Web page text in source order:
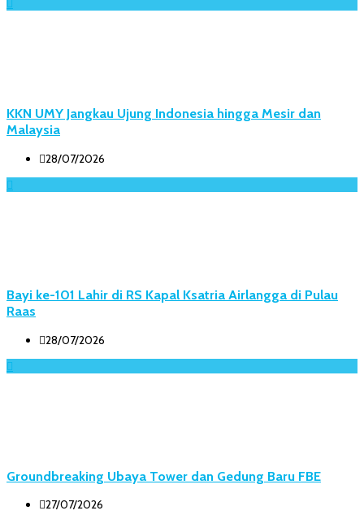
KKN UMY Jangkau Ujung Indonesia hingga Mesir dan
Malaysia
28/07/2026
Bayi ke-101 Lahir di RS Kapal Ksatria Airlangga di Pulau
Raas
28/07/2026
Groundbreaking Ubaya Tower dan Gedung Baru FBE
27/07/2026